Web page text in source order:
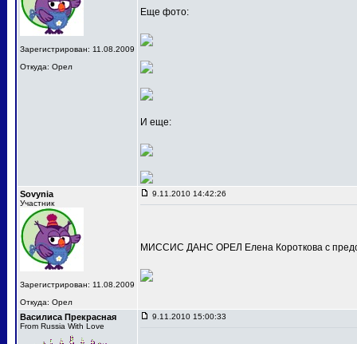
Зарегистрирован: 11.08.2009
Откуда: Орел
Еще фото:
И еще:
Sovynia
Участник
Зарегистрирован: 11.08.2009
Откуда: Орел
9.11.2010 14:42:26
МИССИС ДАНС ОРЕЛ Елена Короткова с
Василиса Прекрасная
From Russia With Love
9.11.2010 15:00:33